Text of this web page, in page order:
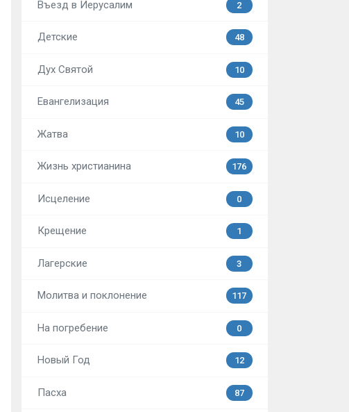
Въезд в Иерусалим 2
Детские 48
Дух Святой 10
Евангелизация 45
Жатва 10
Жизнь христианина 176
Исцеление 0
Крещение 1
Лагерские 3
Молитва и поклонение 117
На погребение 0
Новый Год 12
Пасха 87